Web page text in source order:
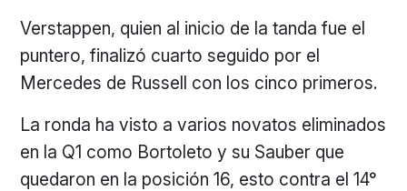
Verstappen, quien al inicio de la tanda fue el
puntero, finalizó cuarto seguido por el
Mercedes de Russell con los cinco primeros.
La ronda ha visto a varios novatos eliminados
en la Q1 como Bortoleto y su Sauber que
quedaron en la posición 16, esto contra el 14°